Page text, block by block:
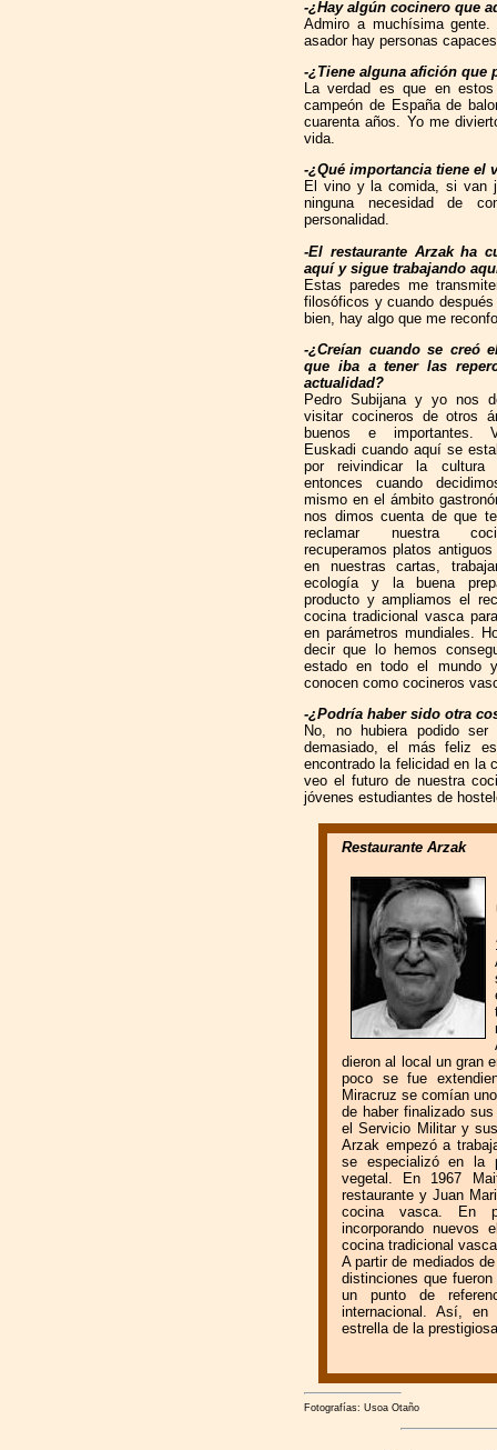
-¿Hay algún cocinero que
Admiro a muchísima
asador hay personas
-¿Tiene alguna afición que
La verdad es que en
campeón de España de
cuarenta años. Yo me
vida.
-¿Qué importancia tiene el
El vino y la comida, si van
ninguna necesidad de
personalidad.
-El restaurante Arzak ha
aquí y sigue trabajando
Estas paredes me
filosóficos y cuando
bien, hay algo que me
-¿Creían cuando se creó
que iba a tener las
actualidad?
Pedro Subijana y yo nos
visitar cocineros de otros
buenos e importantes.
Euskadi cuando aquí se
por reivindicar la cultura
entonces cuando
mismo en el ámbito
nos dimos cuenta de que
reclamar nuestra
recuperamos platos antiguos
en nuestras cartas,
ecología y la buena
producto y ampliamos el
cocina tradicional vasca
en parámetros mundiales.
decir que lo hemos
estado en todo el mundo
conocen como cocineros
-¿Podría haber sido otra
No, no hubiera podido
demasiado, el más feliz
encontrado la felicidad en la
veo el futuro de nuestra
jóvenes estudiantes de
Restaurante Arzak
dieron al local un gran
poco se fue
Miracruz se comían
de haber finalizado
el Servicio Militar y
Arzak empezó a
se especializó en la
vegetal. En 1967
restaurante y Juan
cocina vasca. En
incorporando nuevos
cocina tradicional
A partir de mediados
distinciones que
un punto de
internacional. Así, en
estrella de la
Fotografías: Usoa Otaño